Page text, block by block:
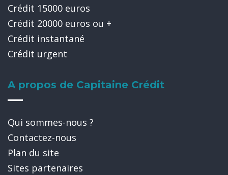
Crédit 15000 euros
Crédit 20000 euros ou +
Crédit instantané
Crédit urgent
A propos de Capitaine Crédit
Qui sommes-nous ?
Contactez-nous
Plan du site
Sites partenaires